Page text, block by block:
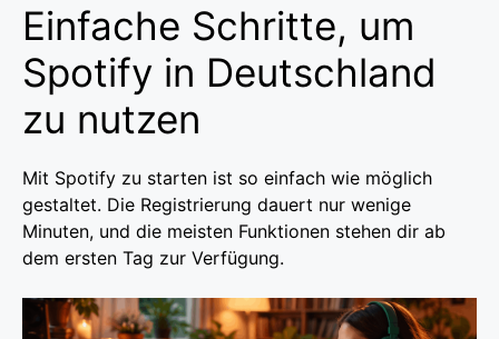
Einfache Schritte, um
Spotify in Deutschland
zu nutzen
Mit Spotify zu starten ist so einfach wie möglich
gestaltet. Die Registrierung dauert nur wenige
Minuten, und die meisten Funktionen stehen dir ab
dem ersten Tag zur Verfügung.